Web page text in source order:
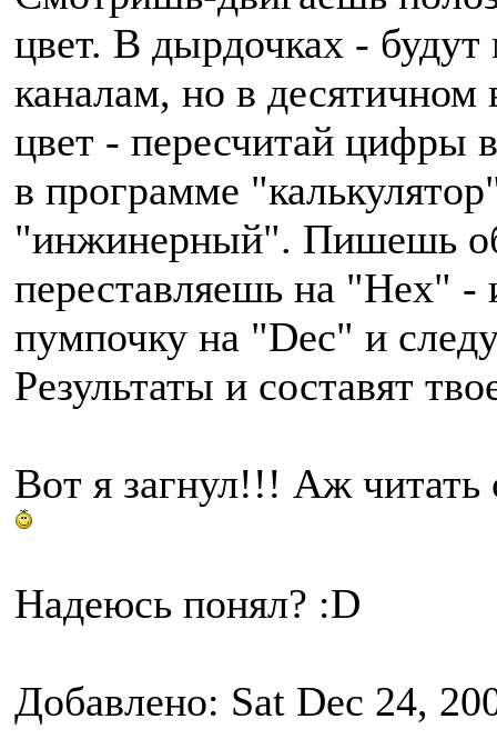
цвет. В дырдочках -
каналам, но в
цвет - пересчитай цифры
в программе
"инжинерный". Пишешь
переставляешь на "Hex"
пумпочку на "Dec" и
Результаты и составят
Вот я загнул!!! Аж читать
Надеюсь понял? :D
Добавлено: Sat Dec 24,